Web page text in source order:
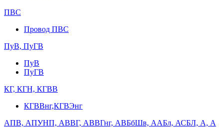
ПВС
Провод ПВС
ПуВ, ПуГВ
ПуВ
ПуГВ
КГ, КГН, КГВВ
КГВВнг,КГВЭнг
АПВ, АПУНП, АВВГ, АВВГнг, АВБбШв, ААБл, АСБЛ, А, А